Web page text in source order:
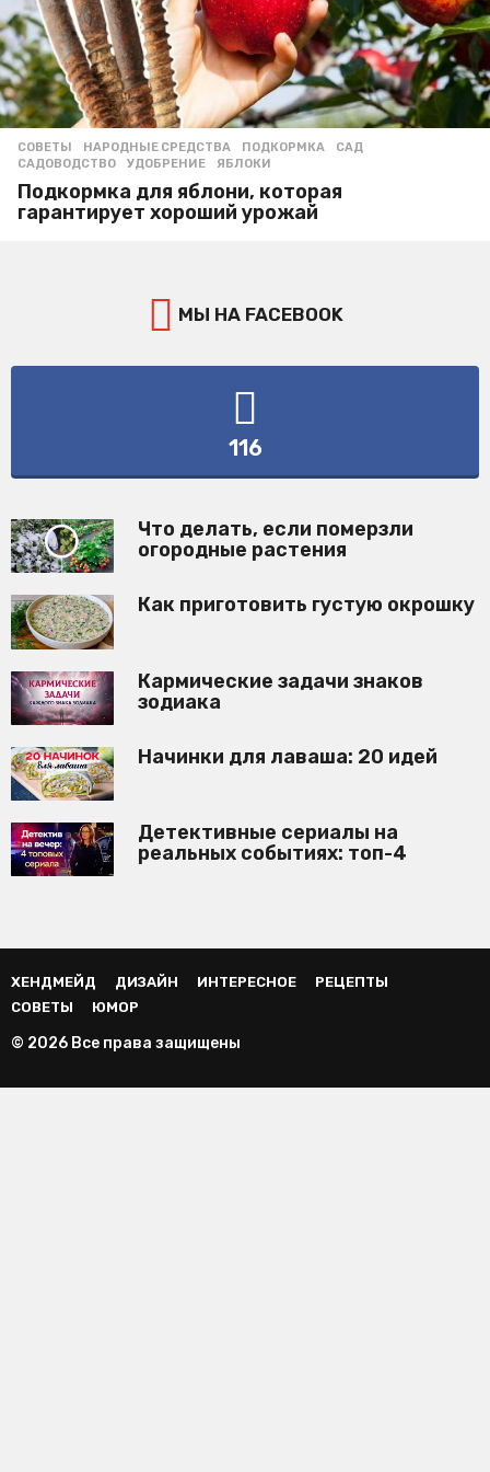
СОВЕТЫ НАРОДНЫЕ СРЕДСТВА ,ПОДКОРМКА ,САД
САДОВОДСТВО
,УДОБРЕНИЕ ,ЯБЛОКИ
Подкормка для яблони, которая
гарантирует хороший урожай
МЫ НА FACEBOOK
116
Что делать, если померзли
огородные растения
Как приготовить густую окрошку
Кармические задачи знаков
зодиака
Начинки для лаваша: 20 идей
Детективные сериалы на
реальных событиях: топ-4
ХЕНДМЕЙД ДИЗАЙН ИНТЕРЕСНОЕ
РЕЦЕПТЫ
СОВЕТЫ
ЮМОР
© 2026 Все права защищены